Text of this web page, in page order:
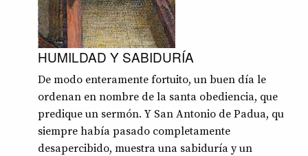
HUMILDAD Y SABIDURÍA
De modo enteramente fortuito, un buen día le
ordenan en nombre de la santa obediencia, que
predique un sermón. Y San Antonio de Padua, que
siempre había pasado completamente
desapercibido, muestra una sabiduría y un